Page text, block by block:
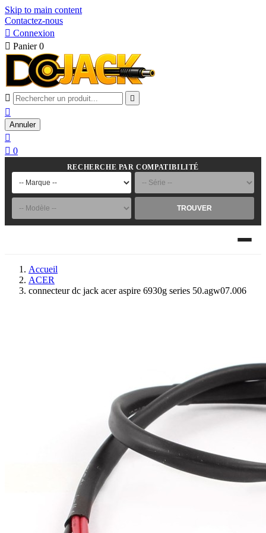
Skip to main content
Contactez-nous
 Connexion
 Panier 0
 

Annuler

 0
RECHERCHE PAR COMPATIBILITÉ
TROUVER
Accueil
ACER
connecteur dc jack acer aspire 6930g series 50.agw07.006